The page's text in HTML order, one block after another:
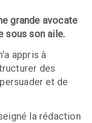
grande avocate
sous son aile.
appris à
des
et de
la rédaction